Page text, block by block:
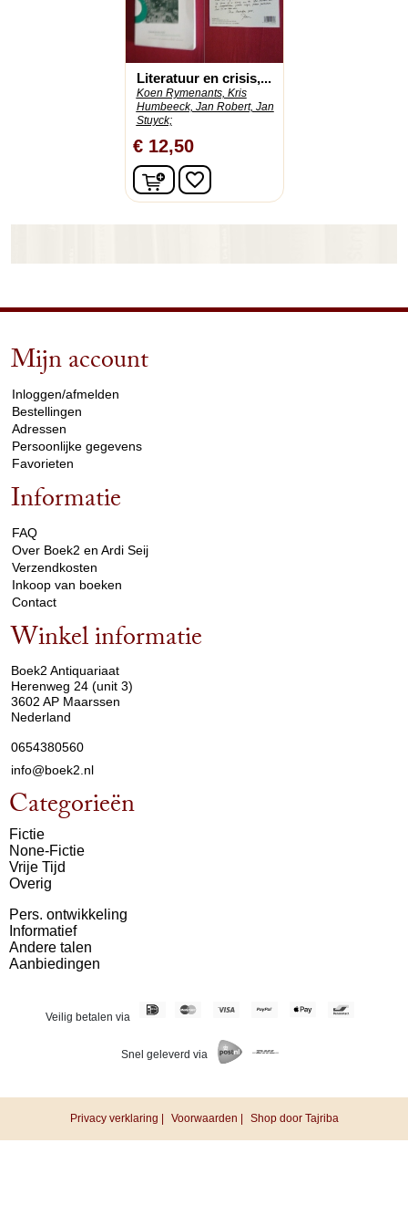
Literatuur en crisis,...
Koen Rymenants, Kris
Humbeeck, Jan Robert, Jan
Stuyck;
€ 12,50
In winkelwagen
favorite_border
Mijn account
Inloggen/afmelden
Bestellingen
Adressen
Persoonlijke gegevens
Favorieten
Informatie
FAQ
Over Boek2 en Ardi Seij
Verzendkosten
Inkoop van boeken
Contact
Winkel informatie
Boek2 Antiquariaat
Herenweg 24 (unit 3)
3602 AP Maarssen
Nederland
0654380560
info@boek2.nl
Categorieën
Fictie
None-Fictie
Vrije Tijd
Overig
Pers. ontwikkeling
Informatief
Andere talen
Aanbiedingen
Veilig betalen via
Snel geleverd via
Privacy verklaring | Voorwaarden | Shop door Tajriba